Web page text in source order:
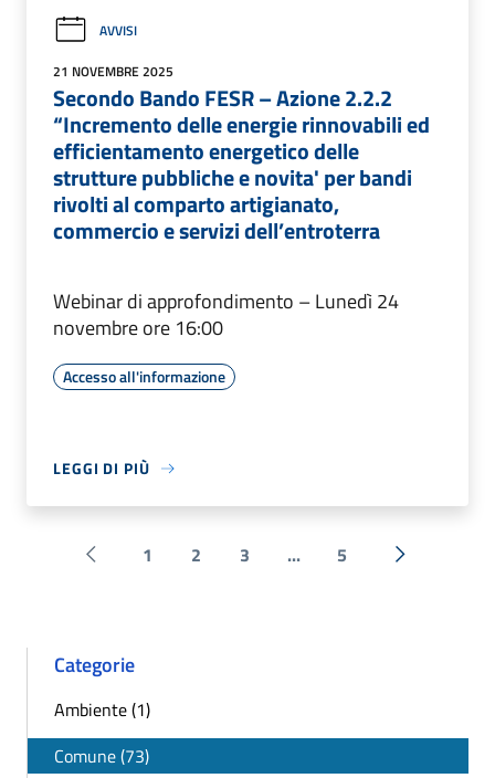
AVVISI
21 NOVEMBRE 2025
Secondo Bando FESR – Azione 2.2.2
“Incremento delle energie rinnovabili ed
efficientamento energetico delle
strutture pubbliche e novita' per bandi
rivolti al comparto artigianato,
commercio e servizi dell’entroterra
Webinar di approfondimento – Lunedì 24
novembre ore 16:00
Accesso all'informazione
LEGGI DI PIÙ
Pagina precedente
1 2 3 ... 5 Successiva
Categorie
Ambiente (1)
Comune (73)